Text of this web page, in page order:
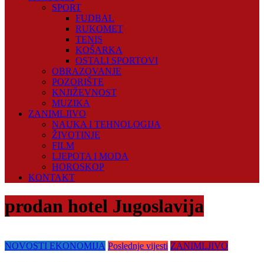
SPORT
FUDBAL
RUKOMET
TENIS
KOŠARKA
OSTALI SPORTOVI
OBRAZOVANJE
POZORIŠTE
KNJIŽEVNOST
MUZIKA
ZANIMLJIVO
NAUKA I TEHNOLOGIJA
ŽIVOTINJE
FILM
LJEPOTA I MODA
HOROSKOP
KONTAKT
prodan hotel Jugoslavija
NOVOSTI EKONOMIJA Poslednje vijesti ZANIMLJIVO